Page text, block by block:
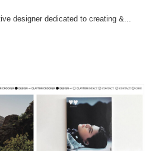
designer dedicated to creating &...